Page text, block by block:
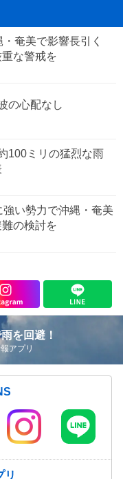
奄美で影響長引く
な警戒を
の心配なし
100ミリの猛烈な雨
い勢力で沖縄・奄美
の検討を
を回避！
アプリ
リ